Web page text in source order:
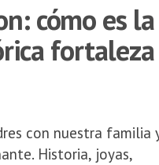
cómo es la
fortaleza
con nuestra familia
Historia, joyas,